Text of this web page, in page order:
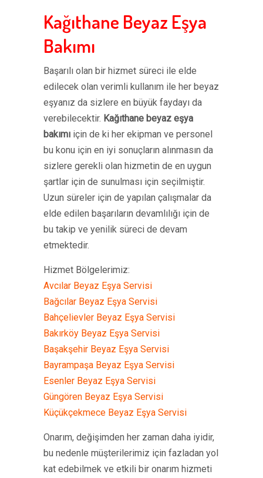
Kağıthane Beyaz Eşya
Bakımı
Başarılı olan bir hizmet süreci ile elde
edilecek olan verimli kullanım ile her beyaz
eşyanız da sizlere en büyük faydayı da
verebilecektir. Kağıthane beyaz eşya
bakımı için de ki her ekipman ve personel
bu konu için en iyi sonuçların alınmasın da
sizlere gerekli olan hizmetin de en uygun
şartlar için de sunulması için seçilmiştir.
Uzun süreler için de yapılan çalışmalar da
elde edilen başarıların devamlılığı için de
bu takip ve yenilik süreci de devam
etmektedir.
Hizmet Bölgelerimiz:
Avcılar Beyaz Eşya Servisi
Bağcılar Beyaz Eşya Servisi
Bahçelievler Beyaz Eşya Servisi
Bakırköy Beyaz Eşya Servisi
Başakşehir Beyaz Eşya Servisi
Bayrampaşa Beyaz Eşya Servisi
Esenler Beyaz Eşya Servisi
Güngören Beyaz Eşya Servisi
Küçükçekmece Beyaz Eşya Servisi
Onarım, değişimden her zaman daha iyidir,
bu nedenle müşterilerimiz için fazladan yol
kat edebilmek ve etkili bir onarım hizmeti